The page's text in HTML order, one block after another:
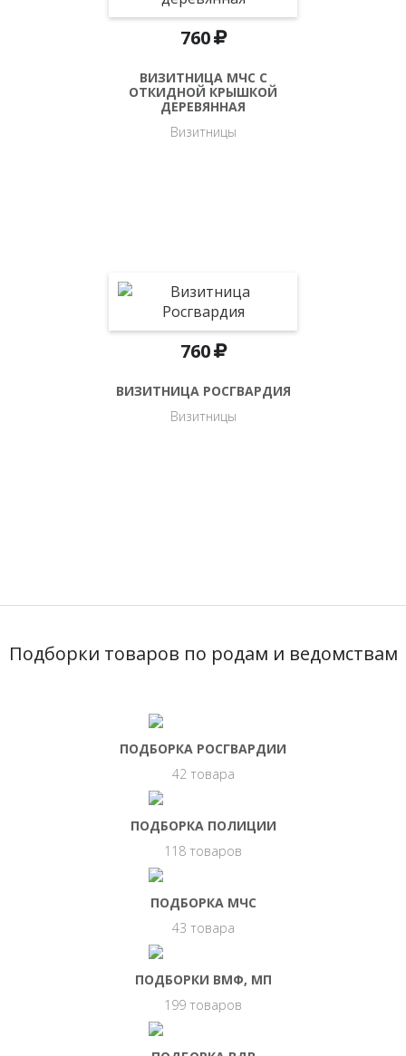
760
ВИЗИТНИЦА МЧС С
ОТКИДНОЙ КРЫШКОЙ
ДЕРЕВЯННАЯ
Визитницы
760
ВИЗИТНИЦА РОСГВАРДИЯ
Визитницы
Подборки товаров по родам и ведомствам
ПОДБОРКА РОСГВАРДИИ
42 товара
ПОДБОРКА ПОЛИЦИИ
118 товаров
ПОДБОРКА МЧС
43 товара
ПОДБОРКИ ВМФ, МП
199 товаров